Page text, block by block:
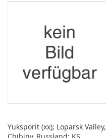
Yuksporit (xx); Loparsk Valley,
Chibiny, Russland; KS